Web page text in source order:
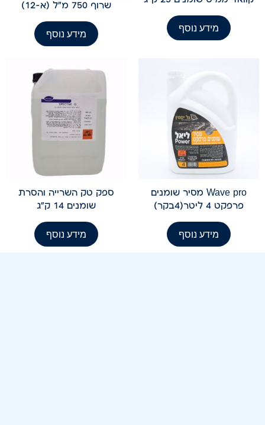
מידע נוסף
שרוף 750 מ"ל (א-12)
מידע נוסף
Wave pro מסיר שומנים
פרפקט 4 ליטר(4בקר)
מידע נוסף
ספק טק השרייה והסרת
שומנים 14 ק"ג
מידע נוסף